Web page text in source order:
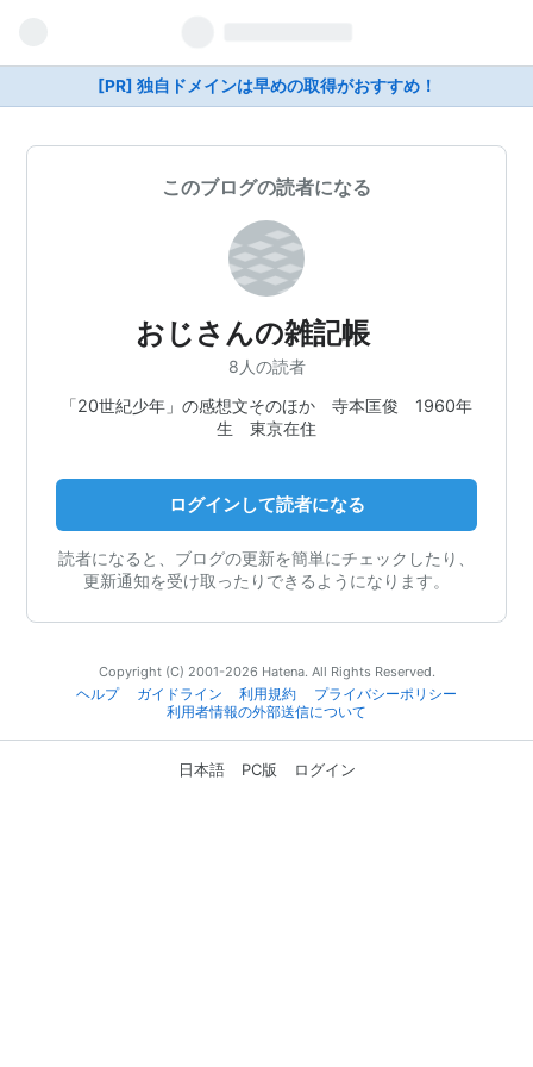
[PR] 独自ドメインは早めの取得がおすすめ！
このブログの読者になる
おじさんの雑記帳
8人の読者
「20世紀少年」の感想文そのほか 寺本匡俊 1960年
生 東京在住
ログインして読者になる
読者になると、ブログの更新を簡単にチェックしたり、
更新通知を受け取ったりできるようになります。
Copyright (C) 2001-2026 Hatena. All Rights Reserved.
ヘルプ
ガイドライン 利用規約
プライバシーポリシー
利用者情報の外部送信について
日本語 PC版 ログイン